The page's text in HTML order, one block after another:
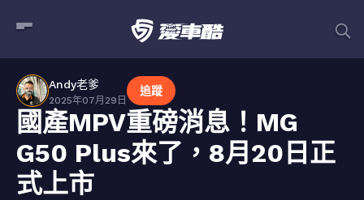
Andy老爹
2025年07月29日
追蹤
國產MPV重磅消息！MG
G50 Plus來了，8月20日正
式上市